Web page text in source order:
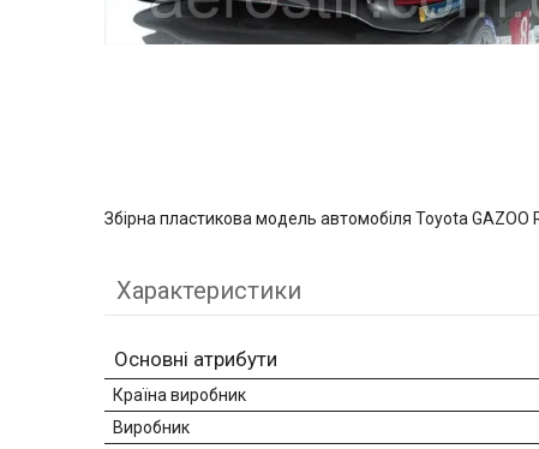
Збірна пластикова модель автомобіля Toyota
Характеристики
Основні атрибути
Країна виробник
Виробник